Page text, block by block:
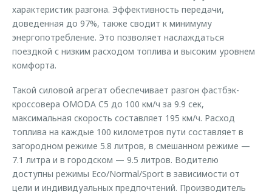
характеристик разгона. Эффективность передачи,
доведенная до 97%, также сводит к минимуму
энергопотребление. Это позволяет наслаждаться
поездкой с низким расходом топлива и высоким уровнем
комфорта.
Такой силовой агрегат обеспечивает разгон фастбэк-
кроссовера OMODA C5 до 100 км/ч за 9.9 сек,
максимальная скорость составляет 195 км/ч. Расход
топлива на каждые 100 километров пути составляет в
загородном режиме 5.8 литров, в смешанном режиме —
7.1 литра и в городском — 9.5 литров. Водителю
доступны режимы Eco/Normal/Sport в зависимости от
цели и индивидуальных предпочтений. Производитель